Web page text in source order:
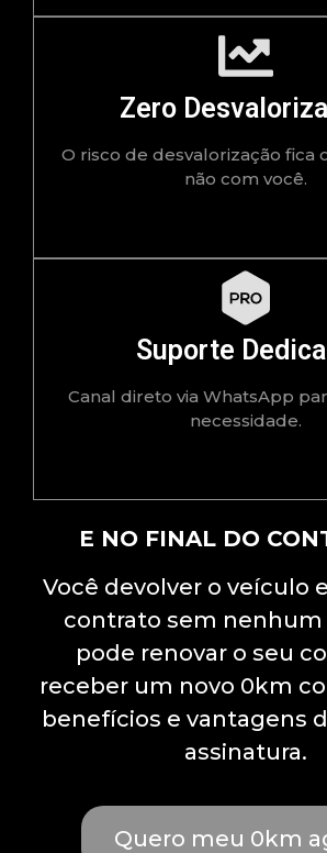
Zero
O risco de desvalorização fica
não com você.
Suporte
Canal direto via WhatsApp
necessidade.
E NO FINAL DO
Você devolver o veículo
contrato sem nenhum
pode renovar o seu
receber um novo 0km
benefícios e vantagens
assinatura.
Quero meu 0km